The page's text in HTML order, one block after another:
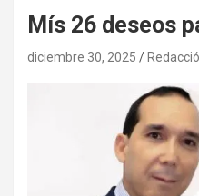
Mís 26 deseos
diciembre 30, 2025